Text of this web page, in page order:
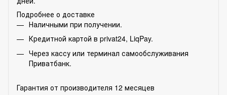
Подробнее о доставке
Наличными при получении.
Кредитной картой в privat24, LiqPay.
Через кассу или терминал самообслуживания
Приватбанк.
Гарантия от производителя 12 месяцев